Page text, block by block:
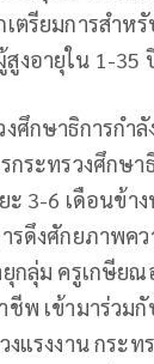
เตรียมการสำห
งอายุใน 1-35
ศึกษาธิการกำ
กระทรวงศึกษา
ะ 3-6 เดือนข้า
รดึงศักยภาพค
กลุ่ม ครูเกษียณ
พ เข้ามาร่วมกั
งแรงงาน กระ